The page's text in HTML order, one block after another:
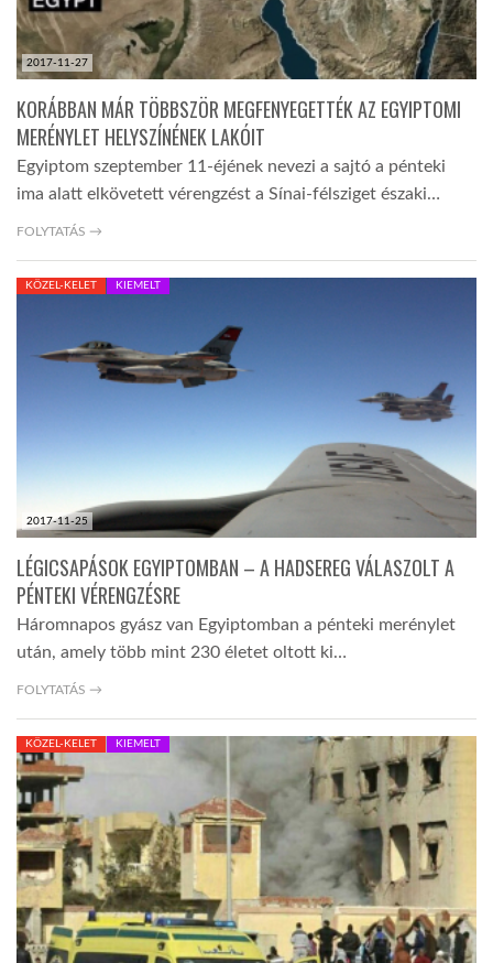
2017-11-27
KORÁBBAN MÁR TÖBBSZÖR MEGFENYEGETTÉK AZ EGYIPTOMI
MERÉNYLET HELYSZÍNÉNEK LAKÓIT
Egyiptom szeptember 11-éjének nevezi a sajtó a pénteki
ima alatt elkövetett vérengzést a Sínai-félsziget északi…
FOLYTATÁS →
2017-11-25
KÖZEL-KELET KIEMELT
LÉGICSAPÁSOK EGYIPTOMBAN – A HADSEREG VÁLASZOLT A
PÉNTEKI VÉRENGZÉSRE
Háromnapos gyász van Egyiptomban a pénteki merénylet
után, amely több mint 230 életet oltott ki…
FOLYTATÁS →
KÖZEL-KELET KIEMELT